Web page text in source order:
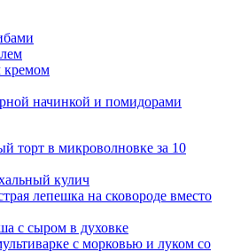
кремом
начинкой и помидорами
торт в микроволновке за 10
кулич
лепешка на сковороде вместо
с сыром в духовке
с морковью и луком со